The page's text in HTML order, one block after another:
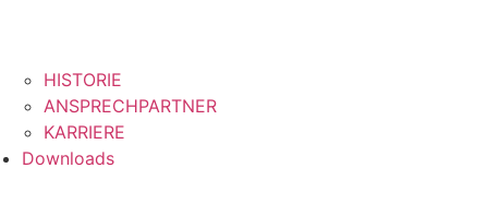
HISTORIE
ANSPRECHPARTNER
KARRIERE
Downloads